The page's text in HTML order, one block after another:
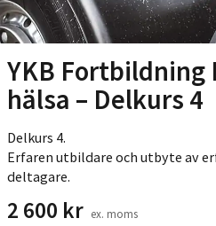
YKB Fortbildning
hälsa – Delkurs 4
2 600 kr ex. moms
Delkurs 4.
Erfaren utbildare och utbyte av
deltagare.